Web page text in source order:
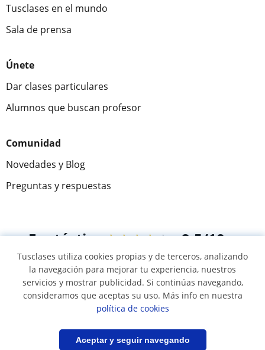
Guardar búsqueda
Tusclases en el mundo
Sala de prensa
Únete
Dar clases particulares
Alumnos que buscan profesor
Comunidad
Novedades y Blog
Preguntas y respuestas
Fantástica★★★★★ 9,5/10
305915 opiniones de alumnos
© 2007 - 2026 Tusclases.com.uy
Mapa web:Profesores particulares
Tusclases utiliza cookies propias y de terceros, analizando
la navegación para mejorar tu experiencia, nuestros
servicios y mostrar publicidad. Si continúas navegando,
consideramos que aceptas su uso. Más info en nuestra
política de cookies
Aceptar y seguir navegando